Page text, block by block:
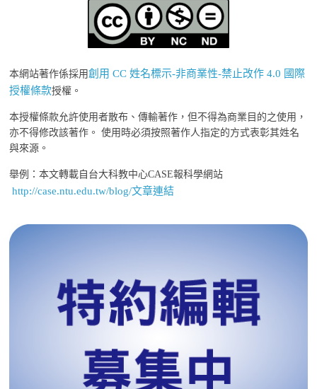
本網站著作係採用創用 CC 姓名標示-非商業性-禁止改作 4.0 國際
授權條款授權。
本授權條款允許使用者散布、傳輸著作，但不得為商業目的之使用，
亦不得修改該著作。 使用時必須按照著作人指定的方式表彰其姓名
與來源。
舉例：本文轉載自台大科教中心CASE報科學網站
http://case.ntu.edu.tw/blog/文章連結